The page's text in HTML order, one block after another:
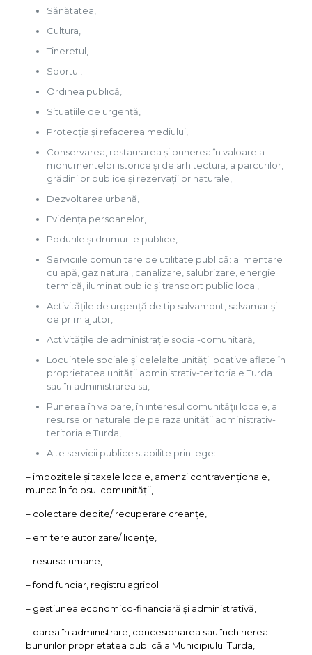
Sănătatea,
Cultura,
Tineretul,
Sportul,
Ordinea publică,
Situațiile de urgență,
Protecția și refacerea mediului,
Conservarea, restaurarea și punerea în valoare a
monumentelor istorice și de arhitectura, a parcurilor,
grădinilor publice și rezervațiilor naturale,
Dezvoltarea urbană,
Evidența persoanelor,
Podurile și drumurile publice,
Serviciile comunitare de utilitate publică: alimentare
cu apă, gaz natural, canalizare, salubrizare, energie
termică, iluminat public și transport public local,
Activitățile de urgență de tip salvamont, salvamar și
de prim ajutor,
Activitățile de administrație social-comunitară,
Locuințele sociale și celelalte unități locative aflate în
proprietatea unității administrativ-teritoriale Turda
sau în administrarea sa,
Punerea în valoare, în interesul comunității locale, a
resurselor naturale de pe raza unității administrativ-
teritoriale Turda,
Alte servicii publice stabilite prin lege:
– impozitele și taxele locale, amenzi contravenționale,
munca în folosul comunității,
– colectare debite/ recuperare creanțe,
– emitere autorizare/ licențe,
– resurse umane,
– fond funciar, registru agricol
– gestiunea economico-financiară și administrativă,
– darea în administrare, concesionarea sau închirierea
bunurilor proprietatea publică a Municipiului Turda,